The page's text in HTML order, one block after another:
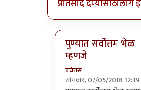
प्रतिसाद देण्यासाठीलॉग
पुण्यात सर्वोत्तम भेळ
म्हणजे
प्रचेतस
सोमवार, 07/05/2018 12:39